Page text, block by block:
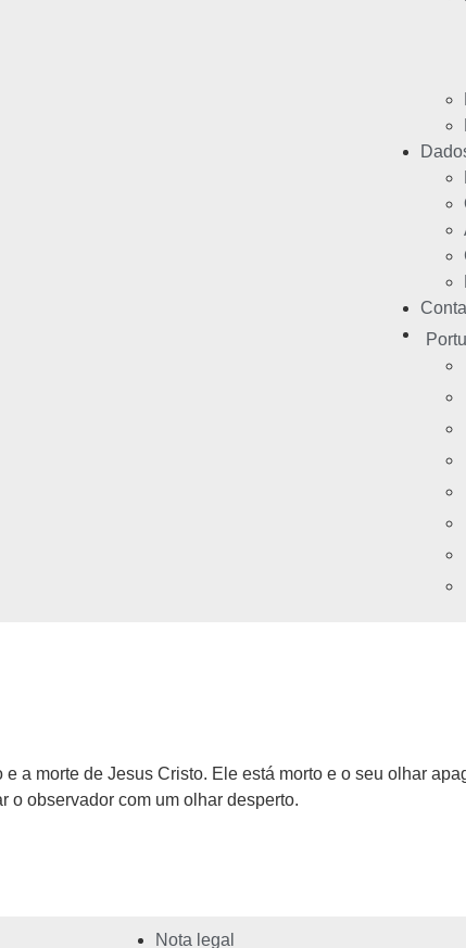
e a morte de Jesus Cristo. Ele está morto e o seu olhar
o observador com um olhar desperto.
Nota legal